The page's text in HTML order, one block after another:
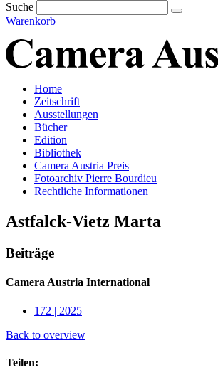
Suche
Warenkorb
Home
Zeitschrift
Ausstellungen
Bücher
Edition
Bibliothek
Camera Austria Preis
Fotoarchiv Pierre Bourdieu
Rechtliche Informationen
Astfalck-Vietz Marta
Beiträge
Camera Austria International
172 | 2025
Back to overview
Teilen: